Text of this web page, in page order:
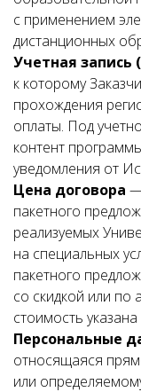
с применением
дистанционных
Учетная запись
к которому
прохождения
оплаты. Под
контент
уведомления от
Цена договора —
пакетного
реализуемых
на специальных
пакетного
со скидкой или по
стоимость
Персональные
относящаяся
или